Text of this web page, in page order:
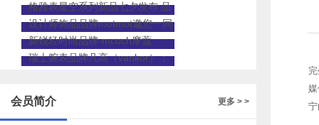
心艺”焕发艺术新生
格雅表星空系列新品七夕发布 品
牌代言人佘诗曼现身助阵
设计师饰品品牌motmot邀您一同
开启腕间时尚盛宴！
新锐轻时尚品牌-mcoch摩蔻
瑞士腕表品牌凡高（vankor）：
更多 > >
会员简介